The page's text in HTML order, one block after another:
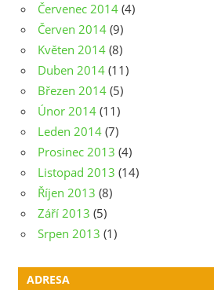
Červenec 2014 (4)
Červen 2014 (9)
Květen 2014 (8)
Duben 2014 (11)
Březen 2014 (5)
Únor 2014 (11)
Leden 2014 (7)
Prosinec 2013 (4)
Listopad 2013 (14)
Říjen 2013 (8)
Září 2013 (5)
Srpen 2013 (1)
ADRESA